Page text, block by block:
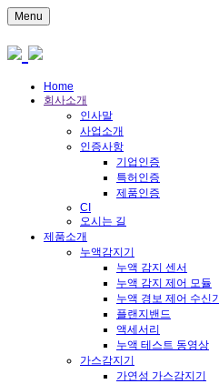
Menu
Home
회사소개
인사말
사업소개
인증사항
기업인증
특허인증
제품인증
CI
오시는 길
제품소개
누액감지기
누액 감지 센서
누액 감지 제어 모듈
누액 경보 제어 수신기
플랜지밴드
액세서리
누액 테스트 동영상
가스감지기
가연성 가스감지기